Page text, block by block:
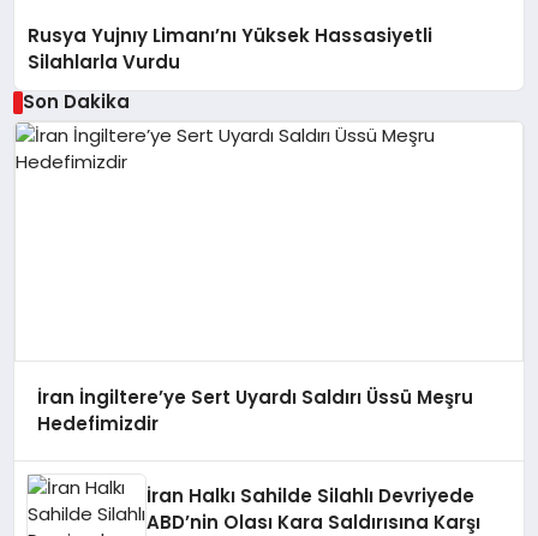
Rusya Yujnıy Limanı’nı Yüksek Hassasiyetli
Silahlarla Vurdu
Son Dakika
İran İngiltere’ye Sert Uyardı Saldırı Üssü Meşru
Hedefimizdir
İran Halkı Sahilde Silahlı Devriyede
ABD’nin Olası Kara Saldırısına Karşı